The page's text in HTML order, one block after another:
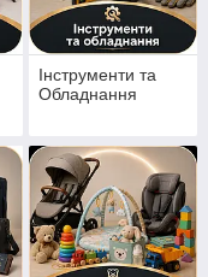
Інструменти та
Обладнання